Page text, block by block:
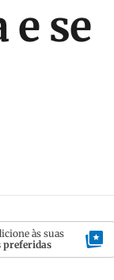
se
às suas
preferidas